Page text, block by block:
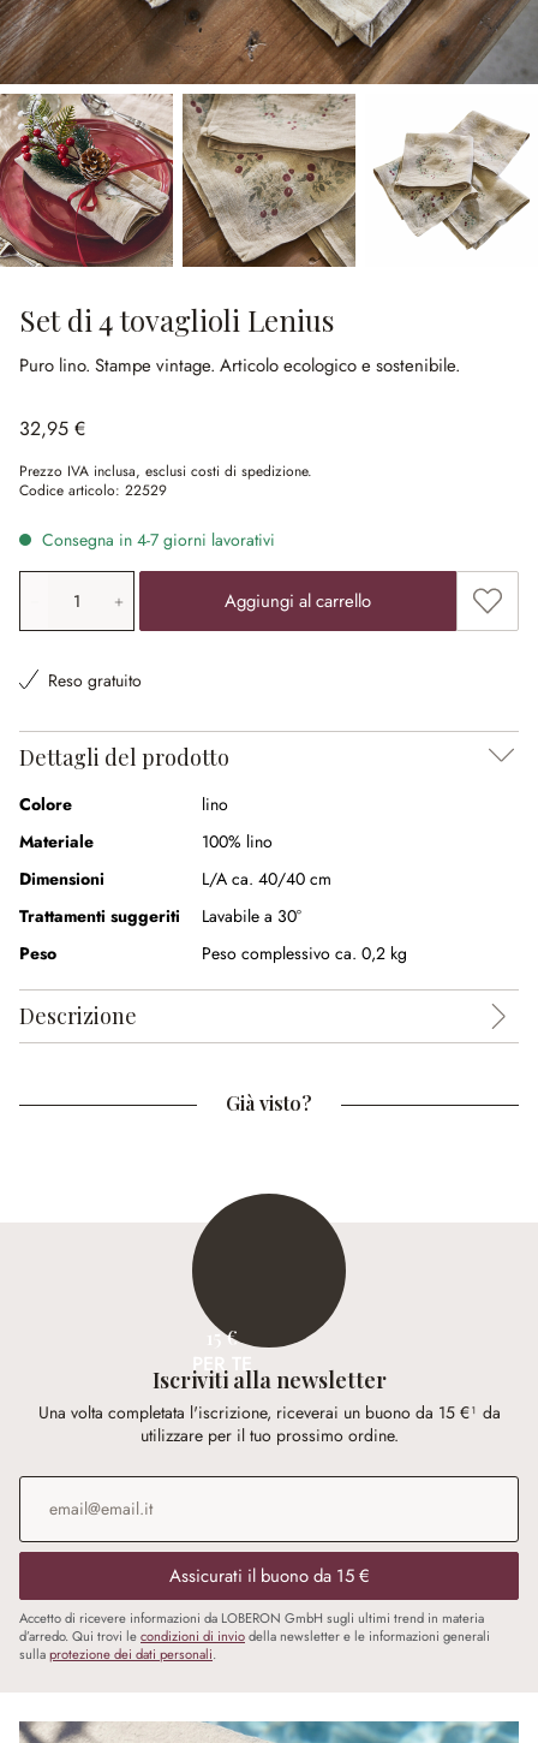
Set di 4 tovaglioli Lenius
Puro lino. Stampe vintage. Articolo ecologico e sostenibile.
32,95 €
Prezzo IVA inclusa, esclusi costi di spedizione.
Codice articolo: 22529
Consegna in 4-7 giorni lavorativi
Quantità prodotto: inserisci il valore desiderato o
Aggiungi al carrello
Reso gratuito
Dettagli del prodotto
Colore
lino
Materiale
100% lino
Dimensioni
L/A ca. 40/40 cm
Trattamenti suggeriti
Lavabile a 30°
Peso
Peso complessivo ca. 0,2 kg
Descrizione
Già visto?
15 €
PER TE
Iscriviti alla newsletter
Una volta completata l'iscrizione, riceverai un buono da 15 €¹ da
utilizzare per il tuo prossimo ordine.
Indirizzo e-mail
Assicurati il buono da 15 €
Accetto di ricevere informazioni da LOBERON GmbH sugli ultimi trend in materia
d’arredo. Qui trovi lecondizioni di inviodella newsletter e le informazioni generali
sullaprotezione dei dati personali.